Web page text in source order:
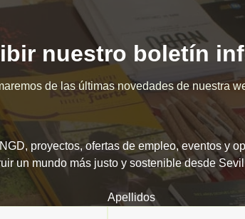
nuestro boletín
de las últimas novedades de nuestra
proyectos, ofertas de empleo, eventos y
un mundo más justo y sostenible desde
Apellidos